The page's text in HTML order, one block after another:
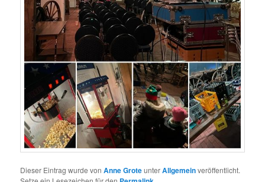
Dieser Eintrag wurde vonAnne GroteunterAllgemeinveröffentlicht.